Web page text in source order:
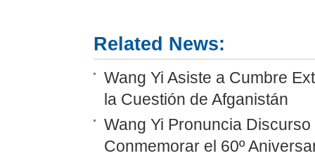
Related News:
Wang Yi Asiste a Cumbre
la Cuestión de Afganistán
Wang Yi Pronuncia
Conmemorar el 60º